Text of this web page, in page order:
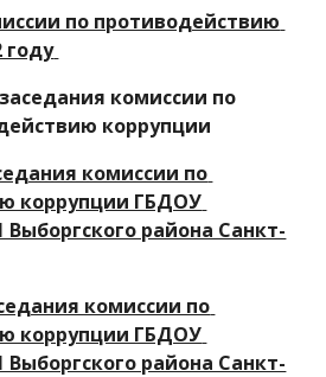
по противодействию
году
комиссии по
коррупции
комиссии по
коррупции ГБДОУ
района Санкт-
комиссии по
коррупции ГБДОУ
района Санкт-